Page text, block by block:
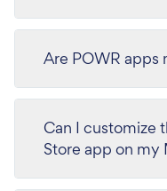
Are POWR
Can I customize
Store app on my